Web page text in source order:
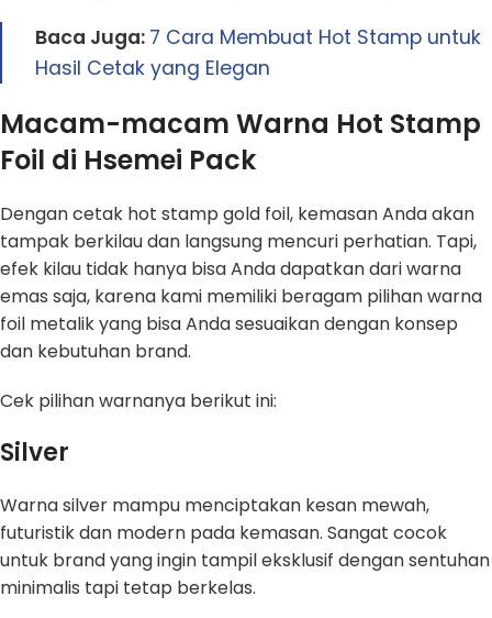
Baca Juga: 7 Cara Membuat Hot Stamp untuk
Hasil Cetak yang Elegan
Macam-macam Warna Hot Stamp
Foil di Hsemei Pack
Dengan cetak hot stamp gold foil, kemasan Anda akan
tampak berkilau dan langsung mencuri perhatian. Tapi,
efek kilau tidak hanya bisa Anda dapatkan dari warna
emas saja, karena kami memiliki beragam pilihan warna
foil metalik yang bisa Anda sesuaikan dengan konsep
dan kebutuhan brand.
Cek pilihan warnanya berikut ini:
Silver
Warna silver mampu menciptakan kesan mewah,
futuristik dan modern pada kemasan. Sangat cocok
untuk brand yang ingin tampil eksklusif dengan sentuhan
minimalis tapi tetap berkelas.